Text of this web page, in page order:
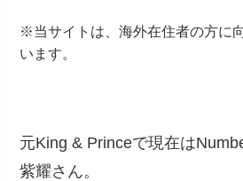
※当サイトは、海外在住者の方に
います。
元King & Princeで現在は
紫耀さん。